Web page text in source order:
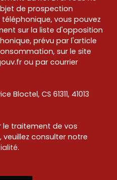
de prospection
vous pouvez
sur la liste d'opposition
prévu par l'article
sur le site
ou par courrier
Bloctel, CS 61311, 41013
le traitement de vos
consulter notre
.